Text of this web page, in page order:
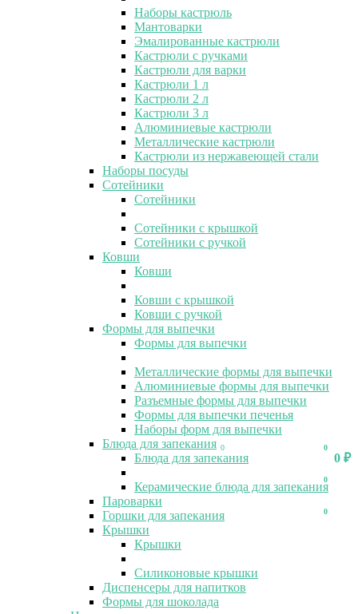
0
0 ₽
0
0
0
Наборы кастрюль
Мантоварки
Эмалированные кастрюли
Кастрюли с ручками
Кастрюли для варки
Кастрюли 1 л
Кастрюли 2 л
Кастрюли 3 л
Алюминиевые кастрюли
Металлические кастрюли
Кастрюли из нержавеющей стали
Наборы посуды
Сотейники
Сотейники
Сотейники с крышкой
Сотейники с ручкой
Ковши
Ковши
Ковши с крышкой
Ковши с ручкой
Формы для выпечки
Формы для выпечки
Металлические формы для выпечки
Алюминиевые формы для выпечки
Разъемные формы для выпечки
Формы для выпечки печенья
Наборы форм для выпечки
Блюда для запекания
Блюда для запекания
Керамические блюда для запекания
Пароварки
Горшки для запекания
Крышки
Крышки
Силиконовые крышки
Диспенсеры для напитков
Формы для шоколада